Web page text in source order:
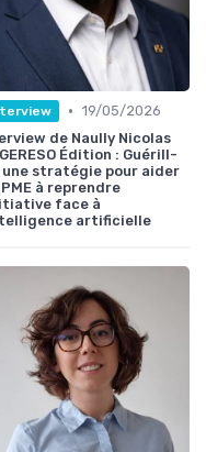
• 19/05/2026
de Naully Nicolas
Édition : Guérill-
une stratégie pour aider
à reprendre
face à
artificielle